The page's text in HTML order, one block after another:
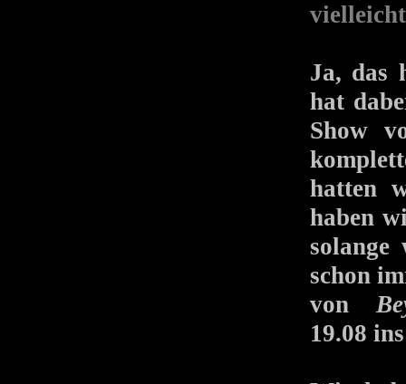
Ja, das
hat
hatten
haben
schon
von
19.08